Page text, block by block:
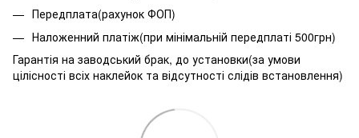
Передплата(рахунок ФОП)
Наложенний платіж(при мінімальній передплаті 500грн)
Гарантія на заводський брак, до установки(за умови
цілісності всіх наклейок та відсутності слідів встановлення)